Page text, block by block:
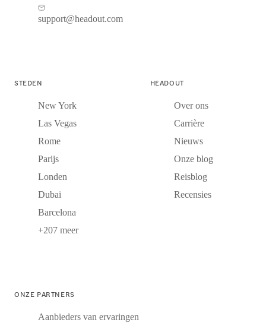
support@headout.com
STEDEN
New York
Las Vegas
Rome
Parijs
Londen
Dubai
Barcelona
+207 meer
HEADOUT
Over ons
Carrière
Nieuws
Onze blog
Reisblog
Recensies
ONZE PARTNERS
Aanbieders van ervaringen